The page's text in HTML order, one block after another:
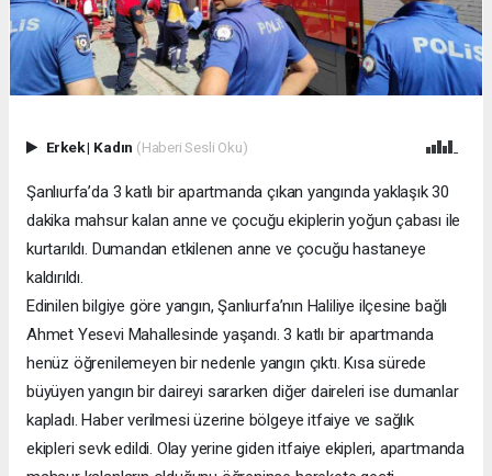
Erkek| Kadın (Haberi Sesli Oku)
Şanlıurfa’da 3 katlı bir apartmanda çıkan yangında yaklaşık 30
dakika mahsur kalan anne ve çocuğu ekiplerin yoğun çabası ile
kurtarıldı. Dumandan etkilenen anne ve çocuğu hastaneye
kaldırıldı.
Edinilen bilgiye göre yangın, Şanlıurfa’nın Haliliye ilçesine bağlı
Ahmet Yesevi Mahallesinde yaşandı. 3 katlı bir apartmanda
henüz öğrenilemeyen bir nedenle yangın çıktı. Kısa sürede
büyüyen yangın bir daireyi sararken diğer daireleri ise dumanlar
kapladı. Haber verilmesi üzerine bölgeye itfaiye ve sağlık
ekipleri sevk edildi. Olay yerine giden itfaiye ekipleri, apartmanda